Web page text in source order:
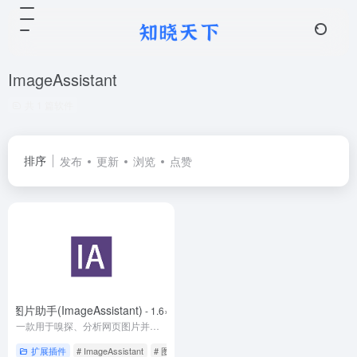
ImageAssistant
排序 发布 更新 浏览 点赞
图片助手(ImageAssistant) - 1.6×
扩展插件 # ImageAssistant # 图片下载